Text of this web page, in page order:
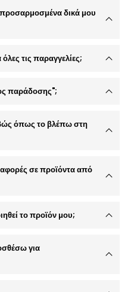
δικά μου
τις παραγγελίες;
παράδοσης";
όπως το βλέπω στη
σε προϊόντα από
το προϊόν μου;
για